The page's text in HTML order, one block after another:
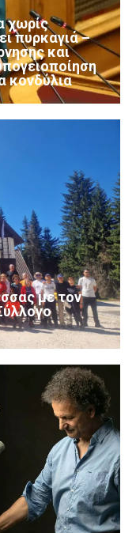
χωρίς
πυρκαγιά –
και
κονδύλια
με τον